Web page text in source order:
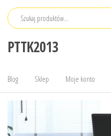
Przejdź
PTTK2013
Blog Sklep Moje konto